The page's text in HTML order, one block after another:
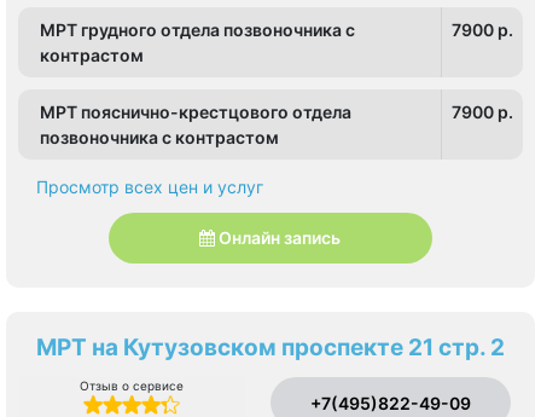
МРТ грудного отдела позвоночника с
контрастом
7900 p.
МРТ пояснично-крестцового отдела
позвоночника с контрастом
7900 p.
Просмотр всех цен и услуг
Онлайн запись
МРТ на Кутузовском проспекте 21 стр. 2
Отзыв о сервисе
+7(495)822-49-09